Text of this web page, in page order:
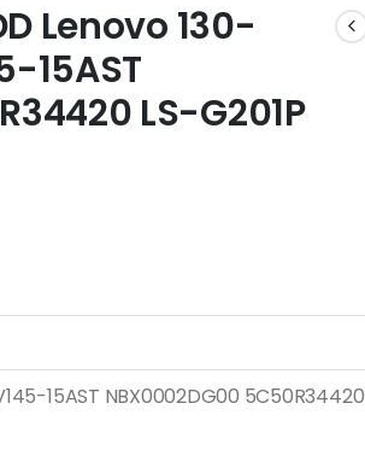
Lenovo 130-
15AST
LS-G201P
15AST NBX0002DG00 5C50R34420